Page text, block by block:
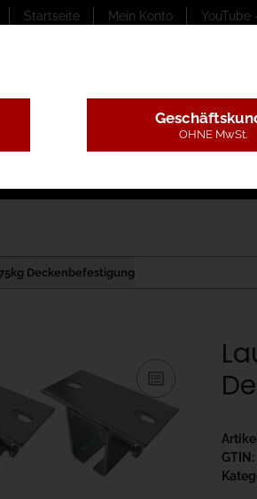
Startseite Mein Konto YouTube
Deckenbefestigung
GTIN:
OHNE MwSt.